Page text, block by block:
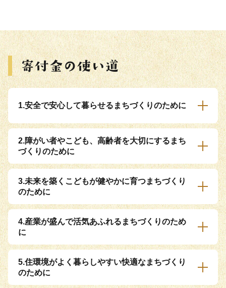
1.安全で安心して暮らせるまちづくりのために
2.障がい者やこども、高齢者を大切にするまち
づくりのために
3.未来を築くこどもが健やかに育つまちづくり
のために
4.産業が盛んで活気あふれるまちづくりのため
に
5.住環境がよく暮らしやすい快適なまちづくり
のために